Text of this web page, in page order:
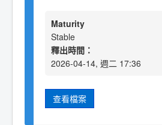
Maturity
Stable
釋出時間：
2026-04-14, 週二 17:36
查看檔案